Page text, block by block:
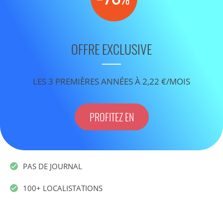
OFFRE EXCLUSIVE
LES 3 PREMIÈRES ANNÉES À 2,22 €/MOIS
PROFITEZ EN
PAS DE JOURNAL
100+ LOCALISTATIONS